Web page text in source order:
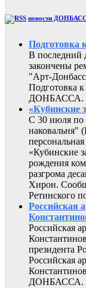
новости
Подготовка
В последний
закончены
"Арт-
Подготовка
ДОНБАССА.
«Кубинские
С 30 июля по
наковальня"
«Кубинские
рождения
разгрома
Хирон.
Ретинского
Российская
Российская
президента
Российская
ДОНБАССА.